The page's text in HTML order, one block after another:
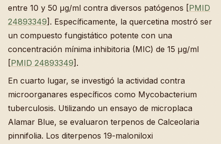
entre 10 y 50 μg/ml contra diversos patógenos [PMID
24893349]. Específicamente, la quercetina mostró ser
un compuesto fungistático potente con una
concentración mínima inhibitoria (MIC) de 15 μg/ml
[PMID 24893349].
En cuarto lugar, se investigó la actividad contra
microorganares específicos como Mycobacterium
tuberculosis. Utilizando un ensayo de microplaca
Alamar Blue, se evaluaron terpenos de Calceolaria
pinnifolia. Los diterpenos 19-maloniloxi